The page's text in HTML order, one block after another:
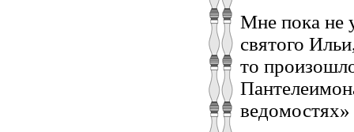
Мне пока не
святого
то